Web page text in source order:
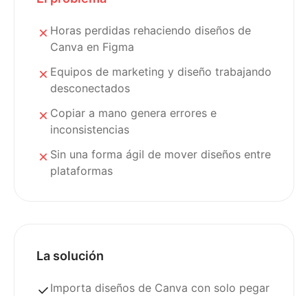
Horas perdidas rehaciendo diseños de
Canva en Figma
Equipos de marketing y diseño trabajando
desconectados
Copiar a mano genera errores e
inconsistencias
Sin una forma ágil de mover diseños entre
plataformas
La solución
Importa diseños de Canva con solo pegar